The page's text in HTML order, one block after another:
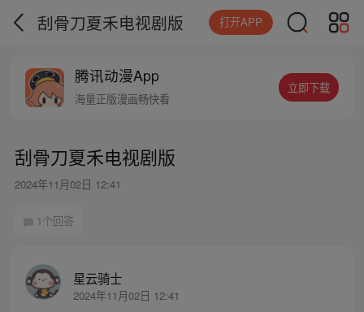
刮骨刀夏禾电视剧版 打开APP
腾讯动漫App
海量正版漫画畅快看
立即下载
刮骨刀夏禾电视剧版
2024年11月02日 12:41
1个回答
星云骑士
2024年11月02日 12:41